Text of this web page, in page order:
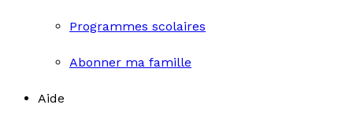
Programmes scolaires
Abonner ma famille
Aide